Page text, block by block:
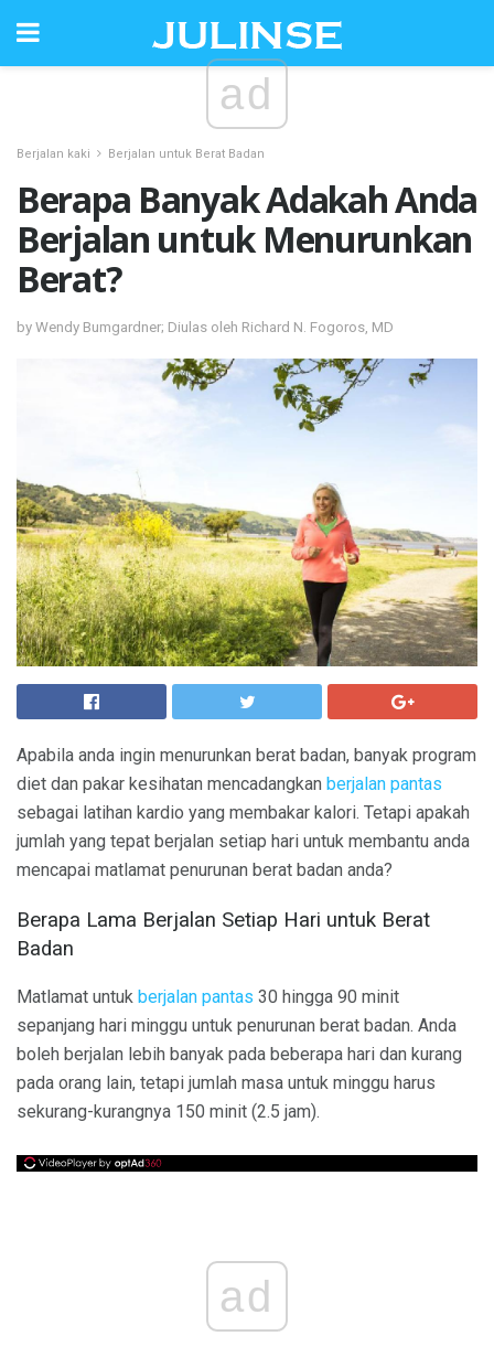
ad
Berjalan kaki Berjalan untuk Berat Badan
Berapa Banyak Adakah Anda
Berjalan untuk Menurunkan
Berat?
by Wendy Bumgardner; Diulas oleh Richard N. Fogoros, MD
Apabila anda ingin menurunkan berat badan, banyak program
diet dan pakar kesihatan mencadangkan berjalan pantas
sebagai latihan kardio yang membakar kalori. Tetapi apakah
jumlah yang tepat berjalan setiap hari untuk membantu anda
mencapai matlamat penurunan berat badan anda?
Berapa Lama Berjalan Setiap Hari untuk Berat
Badan
Matlamat untuk berjalan pantas 30 hingga 90 minit
sepanjang hari minggu untuk penurunan berat badan. Anda
boleh berjalan lebih banyak pada beberapa hari dan kurang
pada orang lain, tetapi jumlah masa untuk minggu harus
sekurang-kurangnya 150 minit (2.5 jam).
ad